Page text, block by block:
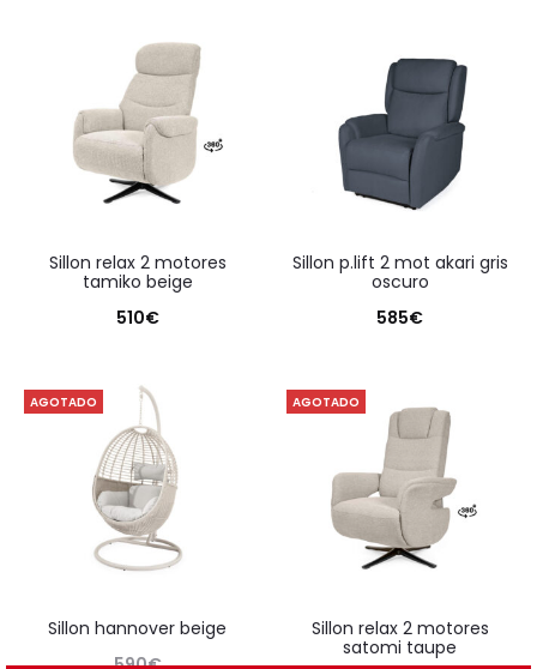
sillon relax 2 motores
tamiko beige
510€
sillon p.lift 2 mot akari gris
oscuro
585€
AGOTADO
sillon hannover beige
590€
AGOTADO
sillon relax 2 motores
satomi taupe